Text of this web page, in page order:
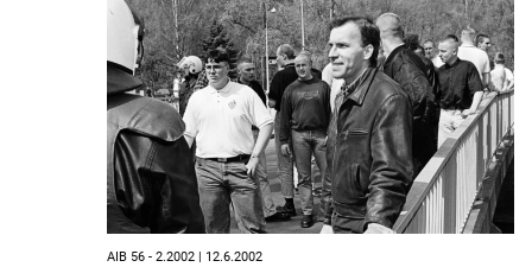
AIB 56 - 2.2002 | 12.6.2002